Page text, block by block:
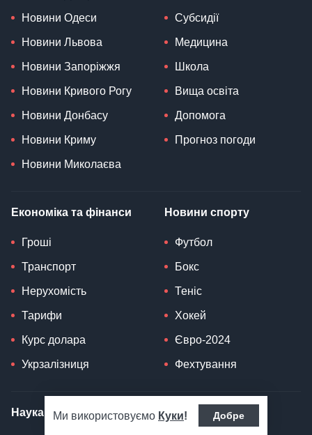
Ми використовуємо Куки! Добре
Новини Одеси
Новини Львова
Новини Запоріжжя
Новини Кривого Рогу
Новини Донбасу
Новини Криму
Новини Миколаєва
Субсидії
Медицина
Школа
Вища освіта
Допомога
Прогноз погоди
Економіка та фінанси
Гроші
Транспорт
Нерухомість
Тарифи
Курс долара
Укрзалізниця
Новини спорту
Футбол
Бокс
Теніс
Хокей
Євро-2024
Фехтування
Наука Здоров'я